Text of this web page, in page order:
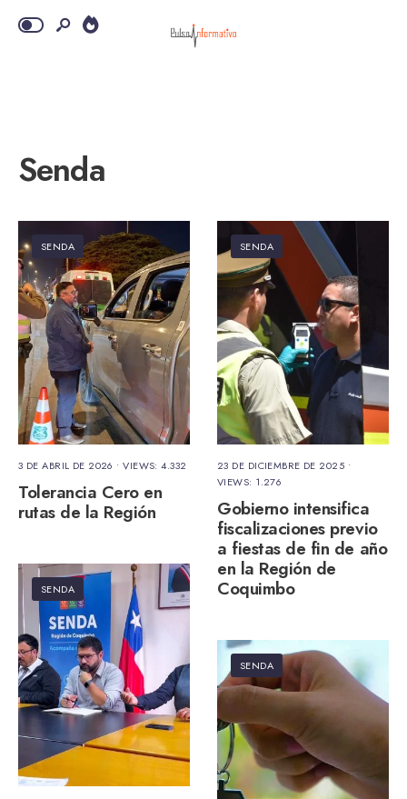
Senda
SENDA
3 DE ABRIL DE 2026 •VIEWS: 4.332
Tolerancia Cero en
rutas de la Región
SENDA
23 DE DICIEMBRE DE 2025 •
VIEWS: 1.276
Gobierno intensifica
fiscalizaciones previo
a fiestas de fin de año
en la Región de
Coquimbo
SENDA
SENDA